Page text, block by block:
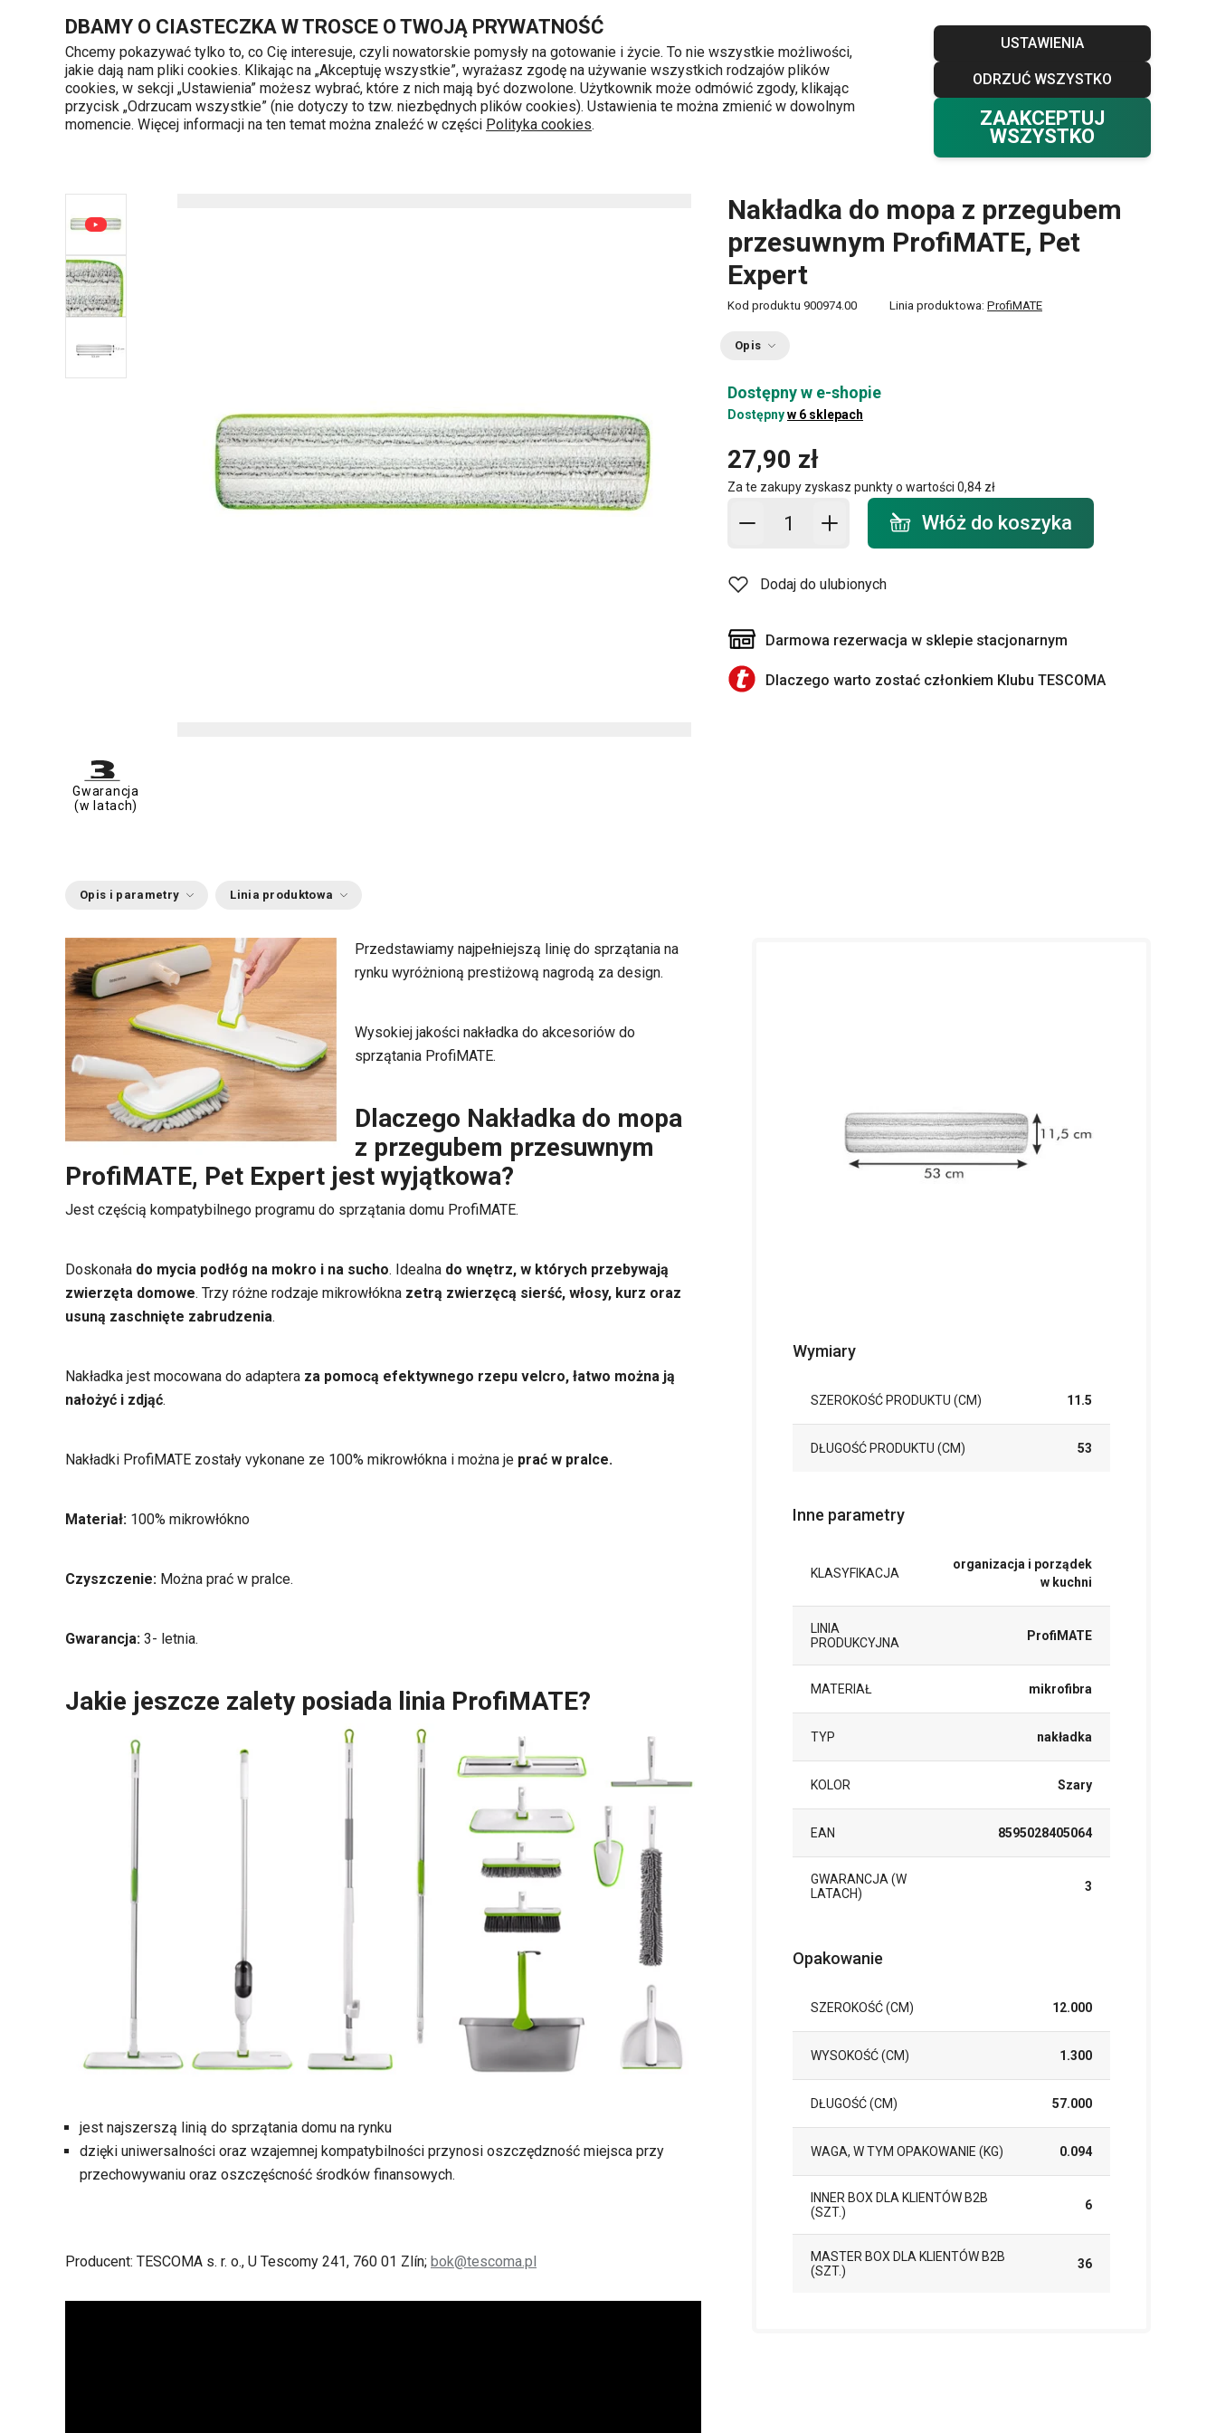
DBAMY O CIASTECZKA W TROSCE O TWOJĄ PRYWATNOŚĆ
Chcemy pokazywać tylko to, co Cię interesuje, czyli nowatorskie pomysły na gotowanie i życie. To nie wszystkie możliwości,
jakie dają nam pliki cookies. Klikając na „Akceptuję wszystkie”, wyrażasz zgodę na używanie wszystkich rodzajów plików
cookies, w sekcji „Ustawienia” możesz wybrać, które z nich mają być dozwolone. Użytkownik może odmówić zgody, klikając
przycisk „Odrzucam wszystkie” (nie dotyczy to tzw. niezbędnych plików cookies). Ustawienia te można zmienić w dowolnym
momencie. Więcej informacji na ten temat można znaleźć w części Polityka cookies.
USTAWIENIA
ODRZUĆ WSZYSTKO
ZAAKCEPTUJ
WSZYSTKO
Przejdź do głównej zawartości
Przejdź do wyszukiwania
Przejdź do nawigacji
Blog Klub TESCOMA Kontakt
Kategorie produktów 720 809 700
Poniedziałek - piątek od 8 do 16
Ulubione Zaloguj się
0 Twój koszyk
0,00 zł
Nakładka do mopa z przegubem przesuwnym ProfiMATE, Pet Expert
Nakładka do mopa z przegubem
przesuwnym ProfiMATE, Pet
Expert
Kod produktu 900974.00 Linia produktowa: ProfiMATE
Opis
Dostępny w e-shopie
Dostępnyw 6 sklepach
27,90 zł
Za te zakupy zyskasz punkty o wartości 0,84 zł
Dodaj do koszyka - ilość
Włóż do koszyka
Dodaj do ulubionych
Darmowa rezerwacja w sklepie stacjonarnym
Dlaczego warto zostać członkiem Klubu TESCOMA
Gwarancja
(w latach)
Opis i parametry Linia produktowa
Przedstawiamy najpełniejszą linię do sprzątania na
rynku wyróżnioną prestiżową nagrodą za design.
Wysokiej jakości nakładka do akcesoriów do
sprzątania ProfiMATE.
Dlaczego Nakładka do mopa
z przegubem przesuwnym
ProfiMATE, Pet Expert jest wyjątkowa?
Jest częścią kompatybilnego programu do sprzątania domu ProfiMATE.
Doskonała do mycia podłóg na mokro i na sucho. Idealna do wnętrz, w których przebywają
zwierzęta domowe. Trzy różne rodzaje mikrowłókna zetrą zwierzęcą sierść, włosy, kurz oraz
usuną zaschnięte zabrudzenia.
Nakładka jest mocowana do adaptera za pomocą efektywnego rzepu velcro, łatwo można ją
nałożyć i zdjąć.
Nakładki ProfiMATE zostały vykonane ze 100% mikrowłókna i można je prać w pralce.
Materiał: 100% mikrowłókno
Czyszczenie: Można prać w pralce.
Gwarancja: 3- letnia.
Jakie jeszcze zalety posiada linia ProfiMATE?
jest najszerszą linią do sprzątania domu na rynku
dzięki uniwersalności oraz wzajemnej kompatybilności przynosi oszczędzność miejsca przy
przechowywaniu oraz oszczęścność środków finansowych.
Producent: TESCOMA s. r. o., U Tescomy 241, 760 01 Zlín; bok@tescoma.pl
Wymiary
SZEROKOŚĆ PRODUKTU (CM) 11.5
DŁUGOŚĆ PRODUKTU (CM) 53
Inne parametry
KLASYFIKACJA
organizacja i porządek
w kuchni
LINIA
PRODUKCYJNA
ProfiMATE
MATERIAŁ mikrofibra
TYP nakładka
KOLOR Szary
EAN 8595028405064
GWARANCJA (W
LATACH)
3
Opakowanie
SZEROKOŚĆ (CM) 12.000
WYSOKOŚĆ (CM) 1.300
DŁUGOŚĆ (CM) 57.000
WAGA, W TYM OPAKOWANIE (KG) 0.094
INNER BOX DLA KLIENTÓW B2B
(SZT.)
6
MASTER BOX DLA KLIENTÓW B2B
(SZT.)
36